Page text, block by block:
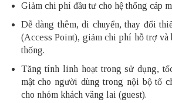
Giảm chi phí đầu tư cho hệ thống cáp
Dễ dàng thêm, di chuyển, thay đổi
(Access Point), giảm chi phí hỗ trợ và
thống.
Tăng tính linh hoạt trong sử dụng,
mật cho người dùng trong nội bộ tổ
cho nhóm khách vãng lai (guest).